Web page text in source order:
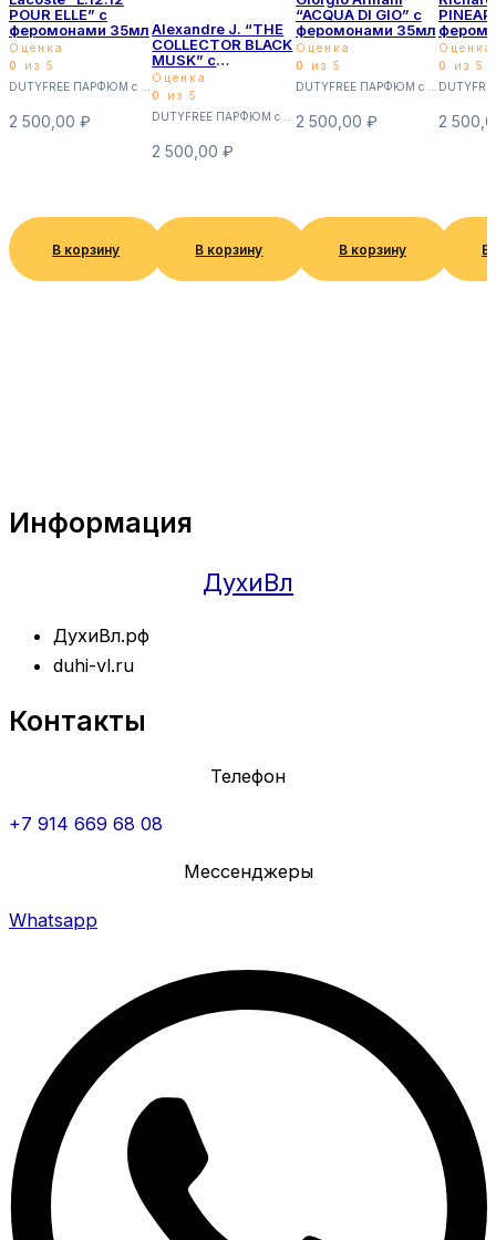
DUTYFREE ПАРФЮМ с феромонами 35мл (Суперстойкие)
POUR ELLE” с
феромонами 35мл
Оценка
0
из 5
2 500,00 ₽
В корзину
DUTYFREE ПАРФЮМ с феромонами 35мл (Суперстойкие)
Alexandre J. “THE
COLLECTOR BLACK
MUSK” с
феромонами 35мл
Оценка
0
из 5
2 500,00₽
В корзину
DUTYFREE ПАРФЮМ с феромонами 35мл (Суперстойкие)
“ACQUA DI GIO” с
феромонами 35мл
Оценка
0
из 5
2 500,00 ₽
В корзину
Оценка
0
из 5
2
В
Информация
ДухиВл
ДухиВл.рф
duhi-vl.ru
Контакты
Телефон
+7 914 669 68 08
Мессенджеры
Whatsapp